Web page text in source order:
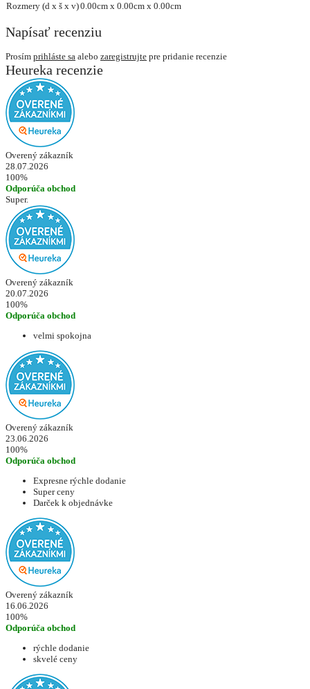
Rozmery (d x š x v)0.00cm x 0.00cm x 0.00cm
Napísať recenziu
Prosím prihláste sa alebo zaregistrujte pre pridanie recenzie
Heureka recenzie
Overený zákazník
28.07.2026
100%
Odporúča obchod
Super.
Overený zákazník
20.07.2026
100%
Odporúča obchod
velmi spokojna
Overený zákazník
23.06.2026
100%
Odporúča obchod
Expresne rýchle dodanie
Super ceny
Darček k objednávke
Overený zákazník
16.06.2026
100%
Odporúča obchod
rýchle dodanie
skvelé ceny